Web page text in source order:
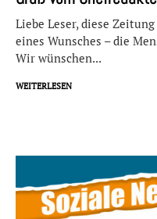
Liebe Leser, diese
eines Wunsches – die
Wir wünschen...
WEITERLESEN